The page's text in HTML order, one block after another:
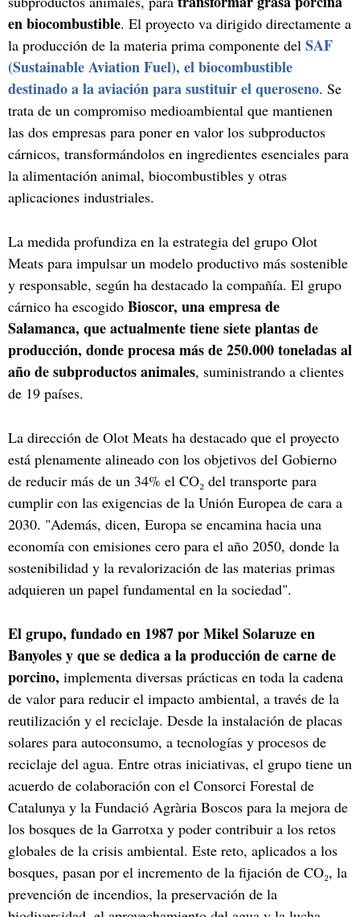
en biocombustible. El proyecto va dirigido directamente a
la producción de la materia prima componente del SAF
(Sustainable Aviation Fuel), el biocombustible
destinado a la aviación para sustituir el queroseno. Se
trata de un compromiso medioambiental que mantienen
las dos empresas para poner en valor los subproductos
cárnicos, transformándolos en ingredientes esenciales para
la alimentación animal, biocombustibles y otras
aplicaciones industriales.
La medida profundiza en la estrategia del grupo Olot
Meats para impulsar un modelo productivo más sostenible
y responsable, según ha destacado la compañía. El grupo
cárnico ha escogido Bioscor, una empresa de
Salamanca, que actualmente tiene siete plantas de
producción, donde procesa más de 250.000 toneladas al
año de subproductos animales, suministrando a clientes
de 19 países.
La dirección de Olot Meats ha destacado que el proyecto
está plenamente alineado con los objetivos del Gobierno
de reducir más de un 34% el CO₂ del transporte para
cumplir con las exigencias de la Unión Europea de cara a
2030. "Además, dicen, Europa se encamina hacia una
economía con emisiones cero para el año 2050, donde la
sostenibilidad y la revalorización de las materias primas
adquieren un papel fundamental en la sociedad".
El grupo, fundado en 1987 por Mikel Solaruze en
Banyoles y que se dedica a la producción de carne de
porcino, implementa diversas prácticas en toda la cadena
de valor para reducir el impacto ambiental, a través de la
reutilización y el reciclaje. Desde la instalación de placas
solares para autoconsumo, a tecnologías y procesos de
reciclaje del agua. Entre otras iniciativas, el grupo tiene un
acuerdo de colaboración con el Consorci Forestal de
Catalunya y la Fundació Agrària Boscos para la mejora de
los bosques de la Garrotxa y poder contribuir a los retos
globales de la crisis ambiental. Este reto, aplicados a los
bosques, pasan por el incremento de la fijación de CO₂, la
prevención de incendios, la preservación de la